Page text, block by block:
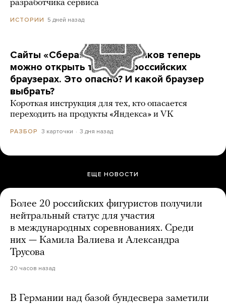
разработчика сервиса
ИСТОРИИ 5 дней назад
Сайты «Сбера» и других банков теперь
можно открыть только в российских
браузерах. Это опасно? И какой браузер
выбрать?
Короткая инструкция для тех, кто опасается
переходить на продукты «Яндекса» и VK
РАЗБОР 3 карточки 3 дня назад
ЕЩЕ НОВОСТИ
Более 20 российских фигуристов получили
нейтральный статус для участия
в международных соревнованиях. Среди
них — Камила Валиева и Александра
Трусова
20 часов назад
В Германии над базой бундесвера заметили